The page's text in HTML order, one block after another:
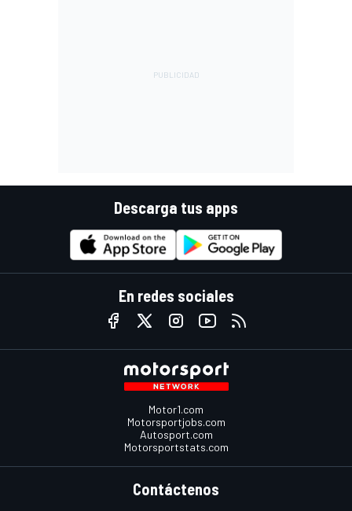
Descarga tus apps
En redes sociales
Motor1.com
Motorsportjobs.com
Autosport.com
Motorsportstats.com
Contáctenos